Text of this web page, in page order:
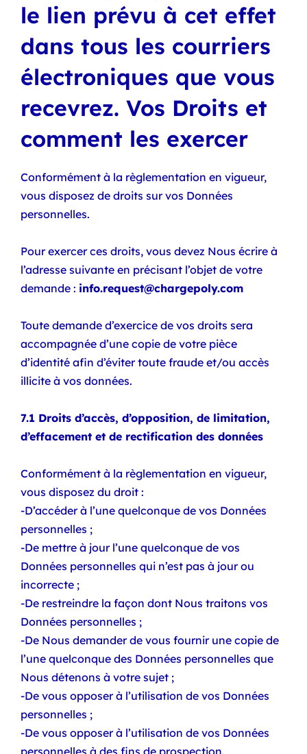
le lien prévu à cet effet
dans tous les courriers
électroniques que vous
recevrez. Vos Droits et
comment les exercer
Conformément à la règlementation en vigueur,
vous disposez de droits sur vos Données
personnelles.
Pour exercer ces droits, vous devez Nous écrire à
l’adresse suivante en précisant l’objet de votre
demande : info.request@chargepoly.com
Toute demande d’exercice de vos droits sera
accompagnée d’une copie de votre pièce
d’identité afin d’éviter toute fraude et/ou accès
illicite à vos données.
7.1 Droits d’accès, d’opposition, de limitation,
d’effacement et de rectification des données
Conformément à la règlementation en vigueur,
vous disposez du droit :
-D’accéder à l’une quelconque de vos Données
personnelles ;
-De mettre à jour l’une quelconque de vos
Données personnelles qui n’est pas à jour ou
incorrecte ;
-De restreindre la façon dont Nous traitons vos
Données personnelles ;
-De Nous demander de vous fournir une copie de
l’une quelconque des Données personnelles que
Nous détenons à votre sujet ;
-De vous opposer à l’utilisation de vos Données
personnelles ;
-De vous opposer à l’utilisation de vos Données
personnelles à des fins de prospection.